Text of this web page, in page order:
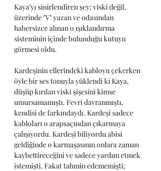
Kaya’yı sinirlendiren şey; viski değil,
üzerinde "V" yazan ve odasından
habersizce alınan o ışıklandırma
sisteminin içinde bulunduğu kutuyu
görmesi oldu.
Kardeşinin ellerindeki kabloyu çekerken
öyle bir ses tonuyla yüklendi ki Kaya,
düşüp kırılan viski şişesini kimse
umursamamıştı. Fevri davranmıştı,
kendisi de farkındaydı. Kardeşi sadece
kabloları o arapsaçından çıkarmaya
çalışıyordu. Kardeşi biliyordu abisi
geldiğinde o karmaşasının onlara zaman
kaybettireceğini ve sadece yardım etmek
istemişti. Fakat tahmin edememişti;